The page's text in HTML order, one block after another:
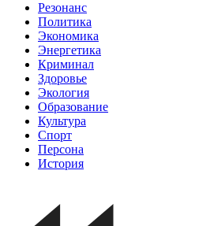
Резонанс
Политика
Экономика
Энергетика
Криминал
Здоровье
Экология
Образование
Культура
Спорт
Персона
История